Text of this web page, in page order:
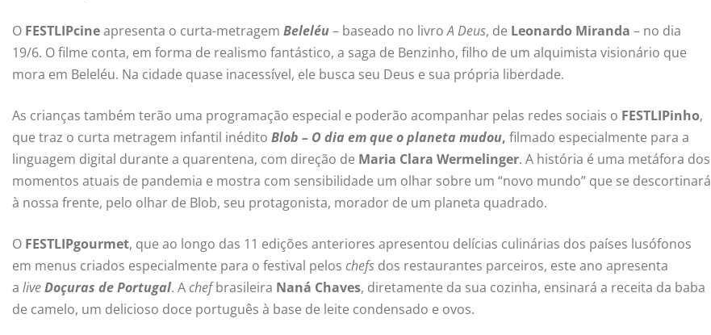
O FESTLIPcineapresenta o curta-metragem Beleléu– baseado no livroA Deus, de Leonardo Miranda – no dia
19/6. O filme conta, em forma de realismo fantástico, a saga de Benzinho, filho de um alquimista visionário que
mora em Beleléu. Na cidade quase inacessível, ele busca seu Deus e sua própria liberdade.
As crianças também terão uma programação especial e poderão acompanhar pelas redes sociais o FESTLIPinho,
que traz o curta metragem infantil inédito Blob – O dia em que o planeta mudou, filmado especialmente para a
linguagem digital durante a quarentena, com direção de Maria Clara Wermelinger. A história é uma metáfora dos
momentos atuais de pandemia e mostra com sensibilidade um olhar sobre um “novo mundo” que se descortinará
à nossa frente, pelo olhar de Blob, seu protagonista, morador de um planeta quadrado.
O FESTLIPgourmet, que ao longo das 11 edições anteriores apresentou delícias culinárias dos países lusófonos
em menus criados especialmente para o festival pelos chefs dos restaurantes parceiros, este ano apresenta
a liveDoçuras de Portugal. Achefbrasileira Naná Chaves, diretamente da sua cozinha, ensinará a receita da baba
de camelo, um delicioso doce português à base de leite condensado e ovos.